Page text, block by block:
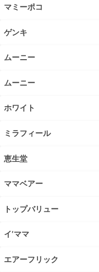
マミーポコ
ゲンキ
ムーニー
ムーニー
ホワイト
ミラフィール
恵生堂
ママベアー
トップバリュー
イ’ママ
エアーフリック